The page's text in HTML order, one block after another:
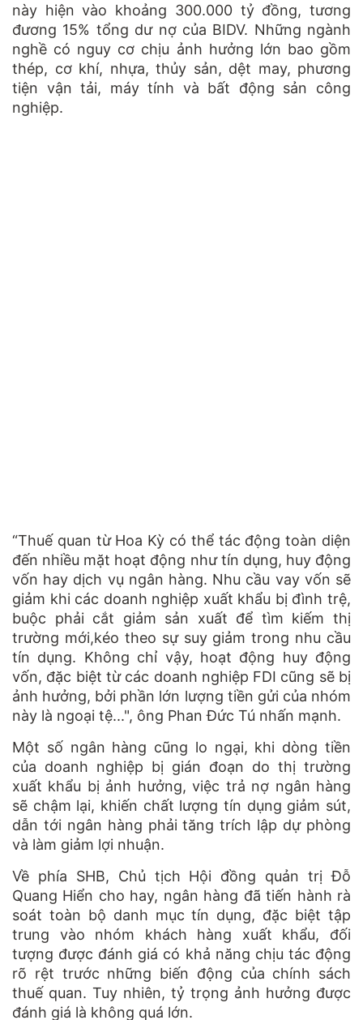
này hiện vào khoảng 300.000 tỷ đồng, tương
đương 15% tổng dư nợ của BIDV. Những ngành
nghề có nguy cơ chịu ảnh hưởng lớn bao gồm
thép, cơ khí, nhựa, thủy sản, dệt may, phương
tiện vận tải, máy tính và bất động sản công
nghiệp.
“Thuế quan từ Hoa Kỳ có thể tác động toàn diện
đến nhiều mặt hoạt động như tín dụng, huy động
vốn hay dịch vụ ngân hàng. Nhu cầu vay vốn sẽ
giảm khi các doanh nghiệp xuất khẩu bị đình trệ,
buộc phải cắt giảm sản xuất để tìm kiếm thị
trường mới,kéo theo sự suy giảm trong nhu cầu
tín dụng. Không chỉ vậy, hoạt động huy động
vốn, đặc biệt từ các doanh nghiệp FDI cũng sẽ bị
ảnh hưởng, bởi phần lớn lượng tiền gửi của nhóm
này là ngoại tệ...", ông Phan Đức Tú nhấn mạnh.
Một số ngân hàng cũng lo ngại, khi dòng tiền
của doanh nghiệp bị gián đoạn do thị trường
xuất khẩu bị ảnh hưởng, việc trả nợ ngân hàng
sẽ chậm lại, khiến chất lượng tín dụng giảm sút,
dẫn tới ngân hàng phải tăng trích lập dự phòng
và làm giảm lợi nhuận.
Về phía SHB, Chủ tịch Hội đồng quản trị Đỗ
Quang Hiển cho hay, ngân hàng đã tiến hành rà
soát toàn bộ danh mục tín dụng, đặc biệt tập
trung vào nhóm khách hàng xuất khẩu, đối
tượng được đánh giá có khả năng chịu tác động
rõ rệt trước những biến động của chính sách
thuế quan. Tuy nhiên, tỷ trọng ảnh hưởng được
đánh giá là không quá lớn.